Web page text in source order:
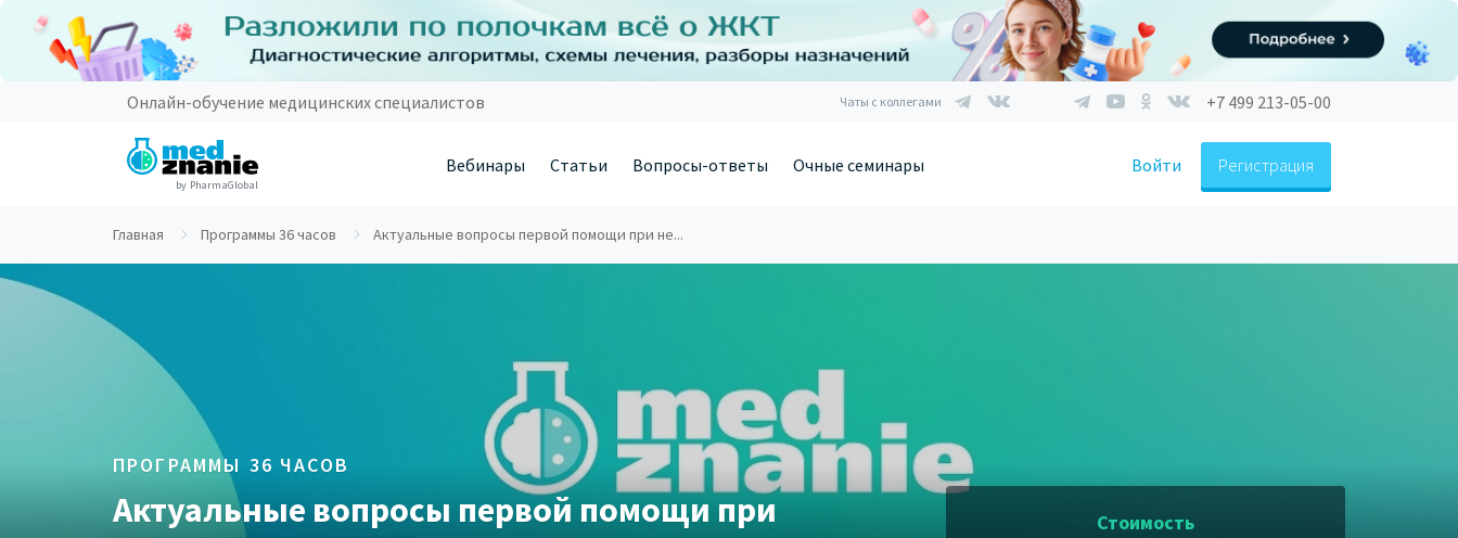
Онлайн-обучение медицинских специалистов Чаты с коллегами +7 499 213-05-00
by PharmaGlobal
Вебинары Статьи Вопросы-ответы Очные семинары Войти Регистрация
Главная Программы 36 часов Актуальные вопросы первой помощи при не...
ПРОГРАММЫ 36 ЧАСОВ
Актуальные вопросы первой помощи при
Стоимость